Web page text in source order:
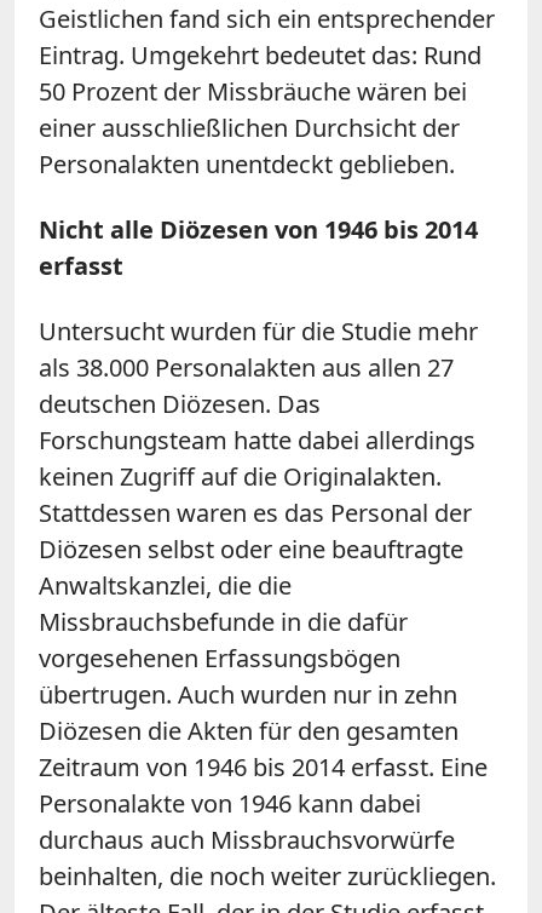
Geistlichen fand sich ein entsprechender
Eintrag. Umgekehrt bedeutet das: Rund
50 Prozent der Missbräuche wären bei
einer ausschließlichen Durchsicht der
Personalakten unentdeckt geblieben.
Nicht alle Diözesen von 1946 bis 2014
erfasst
Untersucht wurden für die Studie mehr
als 38.000 Personalakten aus allen 27
deutschen Diözesen. Das
Forschungsteam hatte dabei allerdings
keinen Zugriff auf die Originalakten.
Stattdessen waren es das Personal der
Diözesen selbst oder eine beauftragte
Anwaltskanzlei, die die
Missbrauchsbefunde in die dafür
vorgesehenen Erfassungsbögen
übertrugen. Auch wurden nur in zehn
Diözesen die Akten für den gesamten
Zeitraum von 1946 bis 2014 erfasst. Eine
Personalakte von 1946 kann dabei
durchaus auch Missbrauchsvorwürfe
beinhalten, die noch weiter zurückliegen.